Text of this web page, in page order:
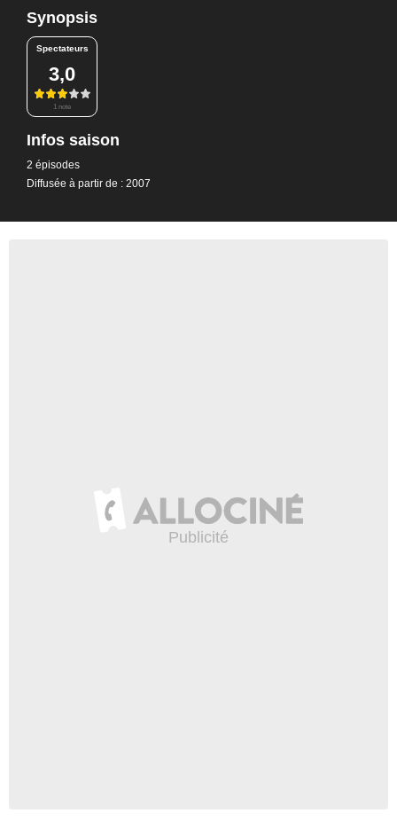
Synopsis
Spectateurs
3,0
1 note
Infos saison
2 épisodes
Diffusée à partir de : 2007